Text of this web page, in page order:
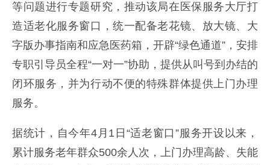
等问题进行专题研究，推动该局在医保服务大厅打
造适老化服务窗口，统一配备老花镜、放大镜、大
字版办事指南和应急医药箱，开辟“绿色通道”，安排
专职引导员全程“一对一”协助，提供从叫号到办结的
闭环服务，并为行动不便的特殊群体提供上门办理
服务。
据统计，自今年4月1日“适老窗口”服务开设以来，
累计服务老年群众500余人次，上门办理高龄、失能